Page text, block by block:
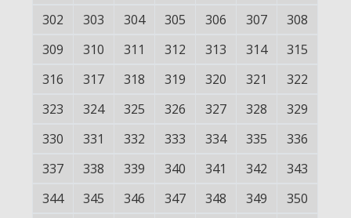
302
303 304 305 306 307
308
309
310 311 312 313 314
315
316
317 318 319 320 321
322
323
324 325 326 327 328
329
330
331 332 333 334 335
336
337
338 339 340 341 342
343
344
345 346 347 348 349
350